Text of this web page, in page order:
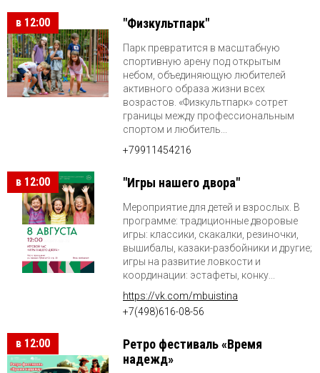
в 12:00 "Физкультпарк"
Парк превратится в масштабную
спортивную арену под открытым
небом, объединяющую любителей
активного образа жизни всех
возрастов. «Физкультпарк» сотрет
границы между профессиональным
спортом и любитель...
+79911454216
в 12:00 "Игры нашего двора"
Мероприятие для детей и взрослых. В
программе: традиционные дворовые
игры: классики, скакалки, резиночки,
вышибалы, казаки-разбойники и другие;
игры на развитие ловкости и
координации: эстафеты, конку...
https://vk.com/mbuistina
+7(498)616-08-56
в 12:00
Ретро фестиваль «Время
надежд»